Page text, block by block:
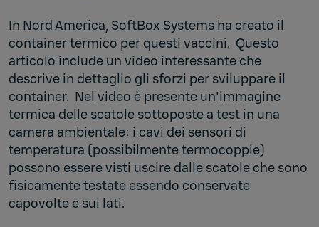
In Nord America, SoftBox Systems ha creato il
container termico per questi vaccini. Questo
articolo include un video interessante che
descrive in dettaglio gli sforzi per sviluppare il
container. Nel video è presente un'immagine
termica delle scatole sottoposte a test in una
camera ambientale: i cavi dei sensori di
temperatura (possibilmente termocoppie)
possono essere visti uscire dalle scatole che sono
fisicamente testate essendo conservate
capovolte e sui lati.